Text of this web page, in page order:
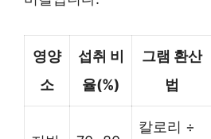
영양
소
섭취 비
율(%)
그램 환산
법
칼로리 ÷